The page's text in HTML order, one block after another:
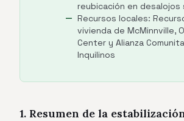
reubicación en desalojos
Recursos locales:
vivienda de McMinnville,
Center y Alianza
Inquilinos
1. Resumen de la